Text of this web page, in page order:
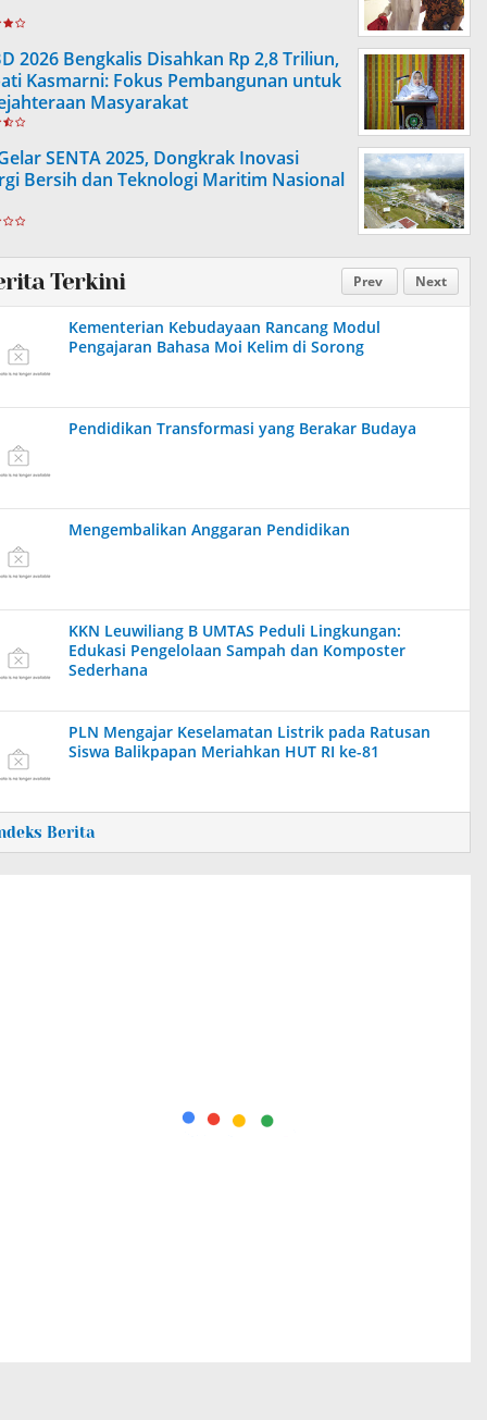
2026 Bengkalis Disahkan Rp 2,8 Triliun,
Kasmarni: Fokus Pembangunan untuk
Masyarakat
SENTA 2025, Dongkrak Inovasi
Bersih dan Teknologi Maritim Nasional
Prev Next
Terkini
Kementerian Kebudayaan Rancang Modul
Pengajaran Bahasa Moi Kelim di Sorong
Pendidikan Transformasi yang Berakar Budaya
Mengembalikan Anggaran Pendidikan
KKN Leuwiliang B UMTAS Peduli Lingkungan:
Edukasi Pengelolaan Sampah dan Komposter
Sederhana
PLN Mengajar Keselamatan Listrik pada Ratusan
Siswa Balikpapan Meriahkan HUT RI ke-81
Berita